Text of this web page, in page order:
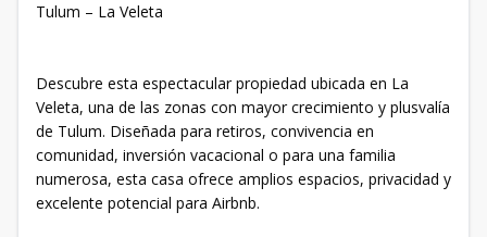
Tulum – La Veleta
Descubre esta espectacular propiedad ubicada en La
Veleta, una de las zonas con mayor crecimiento y plusvalía
de Tulum. Diseñada para retiros, convivencia en
comunidad, inversión vacacional o para una familia
numerosa, esta casa ofrece amplios espacios, privacidad y
excelente potencial para Airbnb.